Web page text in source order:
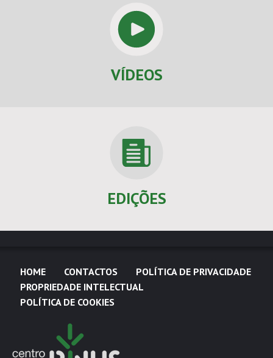
VÍDEOS
EDIÇÕES
HOME CONTACTOS
POLÍTICA DE PRIVACIDADE
PROPRIEDADE INTELECTUAL
POLÍTICA DE COOKIES